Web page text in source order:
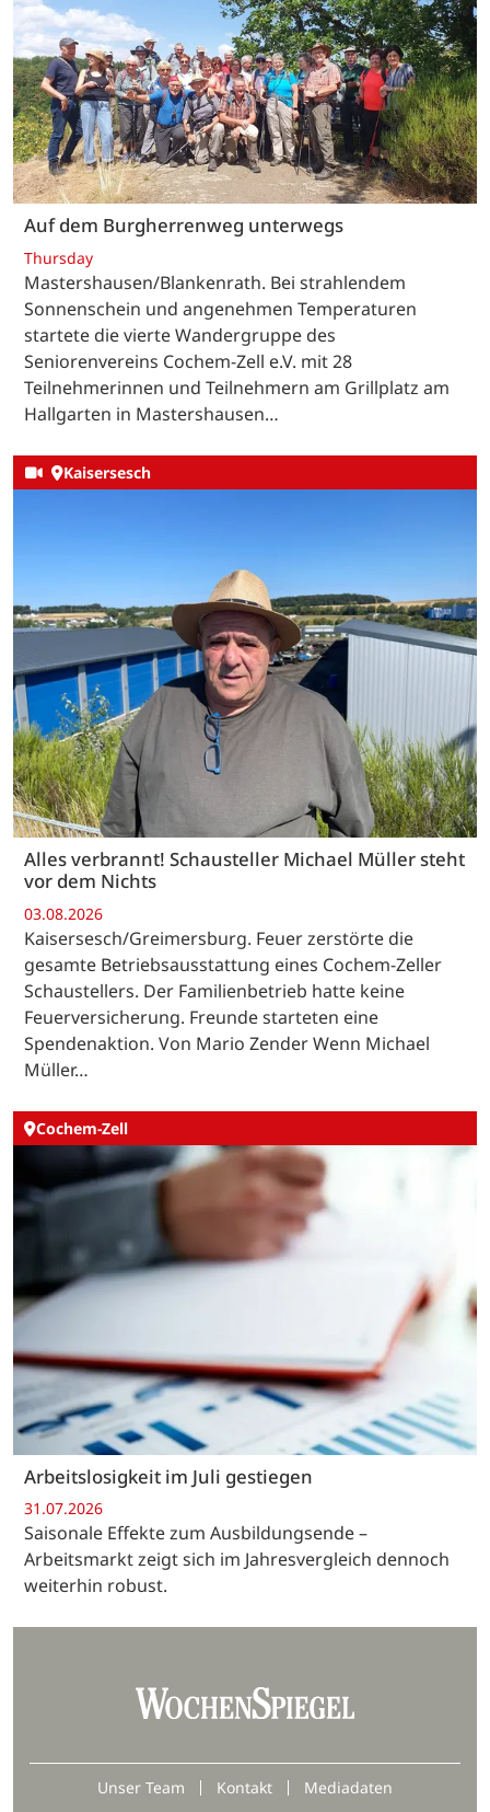
Auf dem Burgherrenweg unterwegs
Thursday
Mastershausen/Blankenrath. Bei strahlendem
Sonnenschein und angenehmen Temperaturen
startete die vierte Wandergruppe des
Seniorenvereins Cochem-Zell e.V. mit 28
Teilnehmerinnen und Teilnehmern am Grillplatz am
Hallgarten in Mastershausen…
Kaisersesch
Alles verbrannt! Schausteller Michael Müller steht
vor dem Nichts
03.08.2026
Kaisersesch/Greimersburg. Feuer zerstörte die
gesamte Betriebsausstattung eines Cochem-Zeller
Schaustellers. Der Familienbetrieb hatte keine
Feuerversicherung. Freunde starteten eine
Spendenaktion. Von Mario Zender Wenn Michael
Müller…
Cochem-Zell
Arbeitslosigkeit im Juli gestiegen
31.07.2026
Saisonale Effekte zum Ausbildungsende –
Arbeitsmarkt zeigt sich im Jahresvergleich dennoch
weiterhin robust.
Unser Team Kontakt
Mediadaten